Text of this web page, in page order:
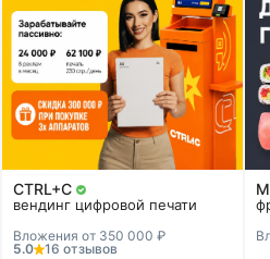
CTRL+C
вендинг цифровой печати
Вложения от 350 000 ₽
5.0
16 отзывов